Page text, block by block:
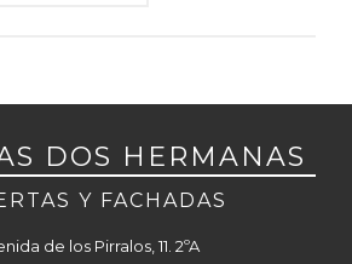
DOS HERMANAS
Y FACHADAS
de los Pirralos, 11. 2ºA